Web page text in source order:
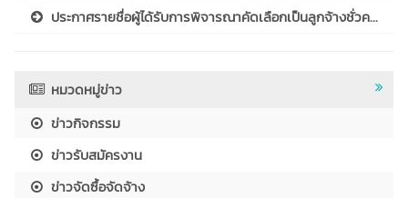
ประกาศรายชื่อผู้ได้รับการพิจารณาคัดเลือกเป็นลูกจ้างชั่วค...
หมวดหมู่ข่าว
ข่าวกิจกรรม
ข่าวรับสมัครงาน
ข่าวจัดซื้อจัดจ้าง